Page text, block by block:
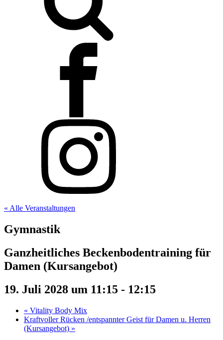
« Alle Veranstaltungen
Gymnastik
Ganzheitliches Beckenbodentraining für
Damen (Kursangebot)
19. Juli 2028 um 11:15 - 12:15
« Vitality Body Mix
Kraftvoller Rücken /entspannter Geist für Damen u. Herren
(Kursangebot) »